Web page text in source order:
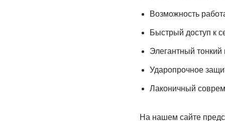
Возможность
Быстрый доступ к
Элегантный тонкий
Ударопрочное
Лаконичный
На нашем сайте